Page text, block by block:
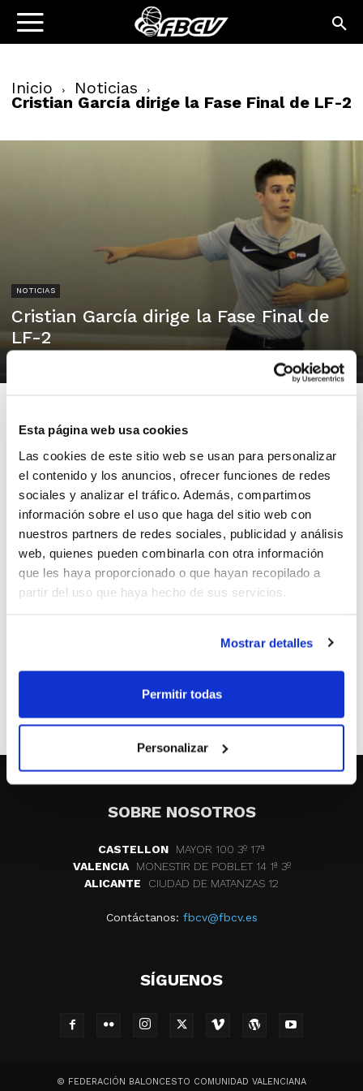
Esta página web usa cookies
Las cookies de este sitio web se usan para personalizar
el contenido y los anuncios, ofrecer funciones de redes
sociales y analizar el tráfico. Además, compartimos
información sobre el uso que haga del sitio web con
nuestros partners de redes sociales, publicidad y análisis
web, quienes pueden combinarla con otra información
que les haya proporcionado o que hayan recopilado a
partir del uso que haya hecho de sus servicios.
Mostrar detalles
Permitir todas
Personalizar
Inicio Noticias
Cristian García dirige la Fase Final de LF-2
NOTICIAS
Cristian García dirige la Fase Final de
LF-2
Cristian García es uno de los 10 árbitros que están
dirigiendo los encuentros de la Fase Final de Liga
Femenina-2.
La Fase Final se está celebrando en Cáceres y en ella
se juega el ascenso a Liga Femenina la próxima
temporada.
formación y crecimiento como árbitro desde que hace
FBCV.
SOBRE NOSOTROS
CASTELLON
MAYOR 100 3º 17ª
VALENCIA
MONESTIR DE POBLET 14 1ª 3º
ALICANTE
CIUDAD DE MATANZAS 12
Contáctanos: fbcv@fbcv.es
SÍGUENOS
© FEDERACIÓN BALONCESTO COMUNIDAD VALENCIANA